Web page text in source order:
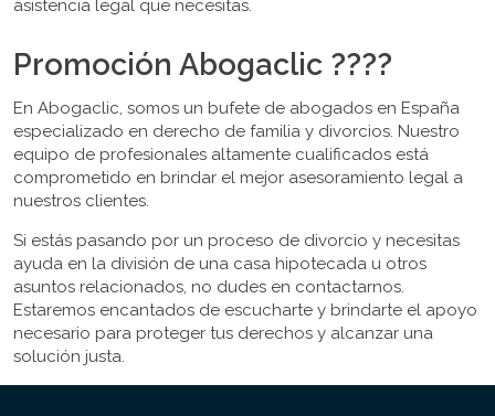
asistencia legal que necesitas.
Promoción Abogaclic ????
En Abogaclic, somos un bufete de abogados en España
especializado en derecho de familia y divorcios. Nuestro
equipo de profesionales altamente cualificados está
comprometido en brindar el mejor asesoramiento legal a
nuestros clientes.
Si estás pasando por un proceso de divorcio y necesitas
ayuda en la división de una casa hipotecada u otros
asuntos relacionados, no dudes en contactarnos.
Estaremos encantados de escucharte y brindarte el apoyo
necesario para proteger tus derechos y alcanzar una
solución justa.